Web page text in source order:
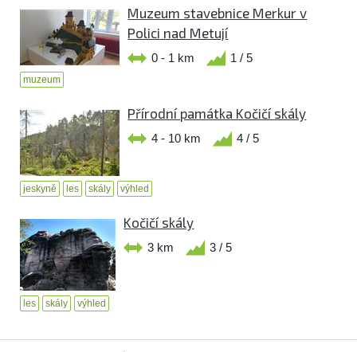
Muzeum stavebnice Merkur v
Polici nad Metují
0 - 1 km 1 / 5
muzeum
Přírodní památka Kočičí skály
4 - 10 km 4 / 5
jeskyně les skály výhled
Kočičí skály
3 km 3 / 5
les skály výhled